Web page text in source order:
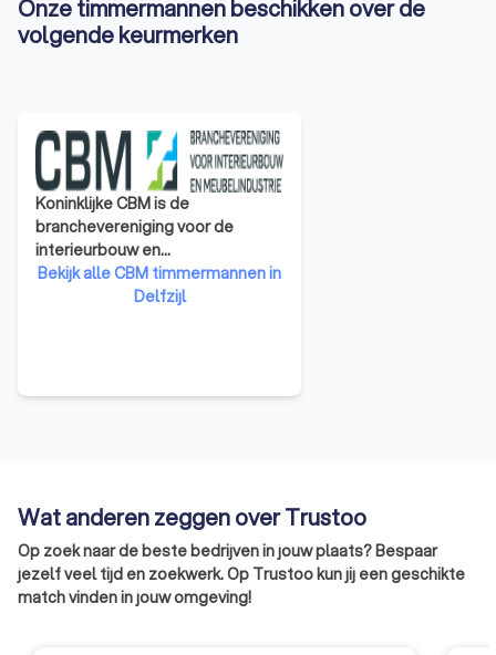
Onze timmermannen beschikken over de
volgende keurmerken
Koninklijke CBM is de
branchevereniging voor de
interieurbouw en
meubelindustrie. In totaal
vertegenwoordigt CBM
ook groothandelsbedrijven in
meubelen en fabrikanten van
grafkisten, scheidingswanden,
stellingen, deuren,
systeemplafonds en
Bekijk alle CBM timmermannen in
Delfzijl
Wat anderen zeggen over Trustoo
Op zoek naar de beste bedrijven in jouw plaats? Bespaar
jezelf veel tijd en zoekwerk. Op Trustoo kun jij een geschikte
match vinden in jouw omgeving!